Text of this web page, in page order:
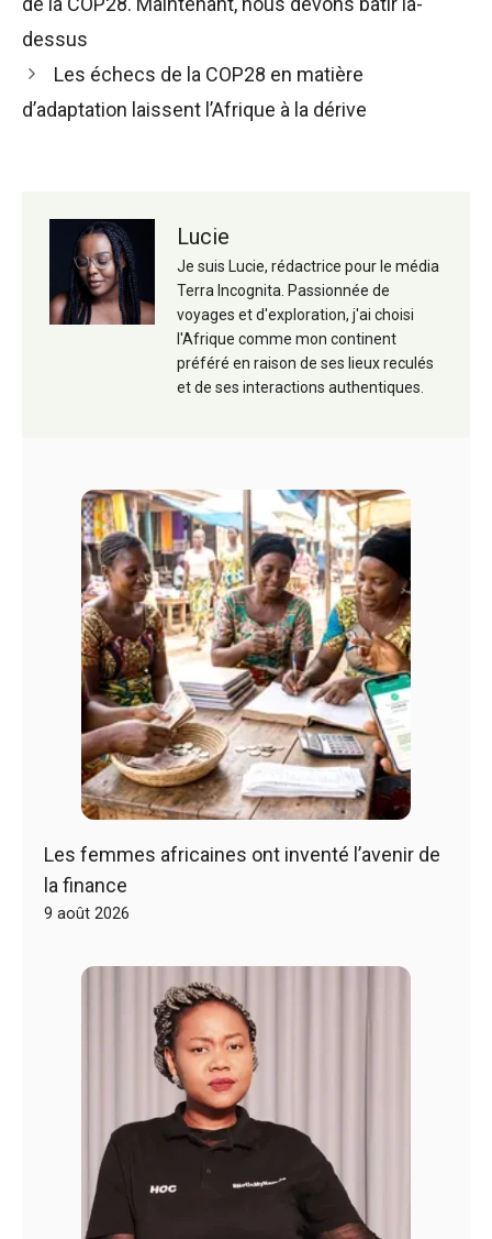
dessus
Les échecs de la COP28 en matière
d’adaptation laissent l’Afrique à la dérive
Lucie
Je suis Lucie, rédactrice pour le média
Terra Incognita. Passionnée de
voyages et d'exploration, j'ai choisi
l'Afrique comme mon continent
préféré en raison de ses lieux reculés
et de ses interactions authentiques.
Les femmes africaines ont inventé l’avenir de
la finance
9 août 2026